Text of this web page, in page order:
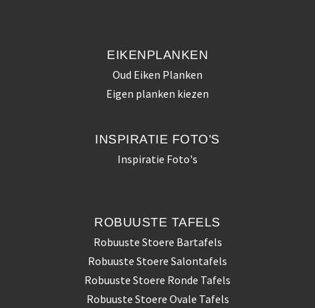
EIKENPLANKEN
Oud Eiken Planken
Eigen planken kiezen
INSPIRATIE FOTO'S
Inspiratie Foto's
ROBUUSTE TAFELS
Robuuste Stoere Bartafels
Robuuste Stoere Salontafels
Robuuste Stoere Ronde Tafels
Robuuste Stoere Ovale Tafels